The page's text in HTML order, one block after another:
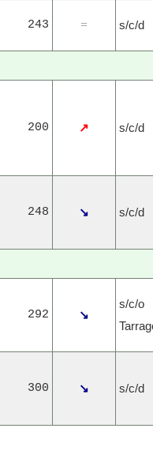
243 = s/c/d
200 ↗ s/c/d
248 ↘ s/c/d
292 ↘
s/c/o
300 ↘ s/c/d